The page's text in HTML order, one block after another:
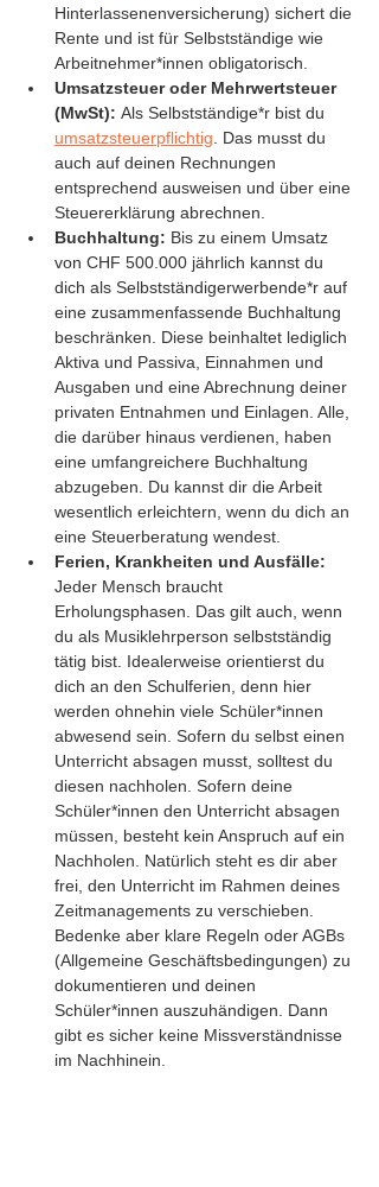
Hinterlassenenversicherung) sichert die
Rente und ist für Selbstständige wie
Arbeitnehmer*innen obligatorisch.
Umsatzsteuer oder Mehrwertsteuer
(MwSt): Als Selbstständige*r bist du
umsatzsteuerpflichtig. Das musst du
auch auf deinen Rechnungen
entsprechend ausweisen und über eine
Steuererklärung abrechnen.
Buchhaltung: Bis zu einem Umsatz
von CHF 500.000 jährlich kannst du
dich als Selbstständigerwerbende*r auf
eine zusammenfassende Buchhaltung
beschränken. Diese beinhaltet lediglich
Aktiva und Passiva, Einnahmen und
Ausgaben und eine Abrechnung deiner
privaten Entnahmen und Einlagen. Alle,
die darüber hinaus verdienen, haben
eine umfangreichere Buchhaltung
abzugeben. Du kannst dir die Arbeit
wesentlich erleichtern, wenn du dich an
eine Steuerberatung wendest.
Ferien, Krankheiten und Ausfälle:
Jeder Mensch braucht
Erholungsphasen. Das gilt auch, wenn
du als Musiklehrperson selbstständig
tätig bist. Idealerweise orientierst du
dich an den Schulferien, denn hier
werden ohnehin viele Schüler*innen
abwesend sein. Sofern du selbst einen
Unterricht absagen musst, solltest du
diesen nachholen. Sofern deine
Schüler*innen den Unterricht absagen
müssen, besteht kein Anspruch auf ein
Nachholen. Natürlich steht es dir aber
frei, den Unterricht im Rahmen deines
Zeitmanagements zu verschieben.
Bedenke aber klare Regeln oder AGBs
(Allgemeine Geschäftsbedingungen) zu
dokumentieren und deinen
Schüler*innen auszuhändigen. Dann
gibt es sicher keine Missverständnisse
im Nachhinein.